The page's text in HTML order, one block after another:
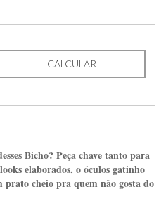
CALCULAR
Bicho? Peça chave tanto para
elaborados, o óculos gatinho
cheio pra quem não gosta do